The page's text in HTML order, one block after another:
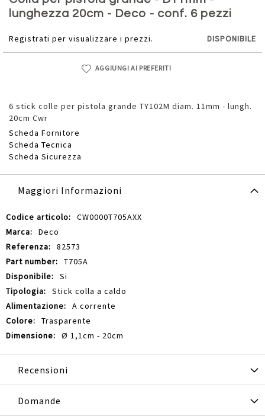
lunghezza 20cm - Deco - conf. 6 pezzi
Registrati per visualizzare i prezzi. DISPONIBILE
AGGIUNGI AI PREFERITI
6 stick colle per pistola grande TY102M diam. 11mm - lungh.
20cm Cwr
Scheda Fornitore
Scheda Tecnica
Scheda Sicurezza
della
galleria
immagini
Maggiori Informazioni
Maggiori
Informazioni
CW0000T705AXX
Deco
82573
T705A
Si
Stick colla a caldo
A corrente
Trasparente
Ø 1,1cm - 20cm
Recensioni
Domande